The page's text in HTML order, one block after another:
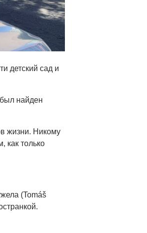
детский сад и
найден
жизни. Никому
как только
(Tomáš